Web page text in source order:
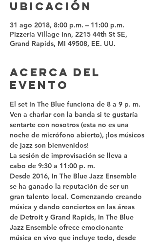
ubicación
31 ago 2018, 8:00 p.m. – 11:00 p.m.
Pizzería Village Inn, 2215 44th St SE,
Grand Rapids, MI 49508, EE. UU.
Acerca del
evento
El set In The Blue funciona de 8 a 9 p. m.
Ven a charlar con la banda si te gustaría
sentarte con nosotros (esta no es una
noche de micrófono abierto), ¡los músicos
de jazz son bienvenidos!
La sesión de improvisación se lleva a
cabo de 9:30 a 11:00 p. m.
Desde 2016, In The Blue Jazz Ensemble
se ha ganado la reputación de ser un
gran talento local. Comenzando creando
música y dando conciertos en las áreas
de Detroit y Grand Rapids, In The Blue
Jazz Ensemble ofrece emocionante
música en vivo que incluye todo, desde